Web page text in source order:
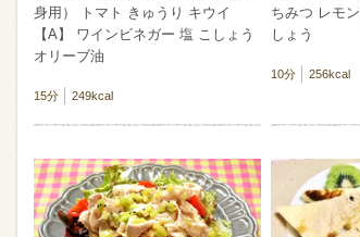
身用） トマト きゅうり キウイ
【A】 ワインビネガー 塩 こしょう
オリーブ油
15分 249kcal
ちみつ レモ
しょう
10分 256kcal